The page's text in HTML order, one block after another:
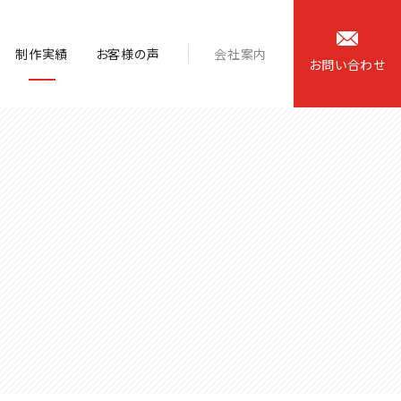
制作実績 お客様の声 会社案内
お問い合わせ